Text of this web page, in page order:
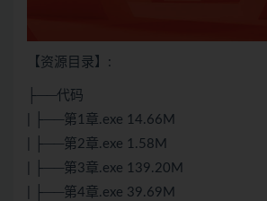
【资源目录】:
├──代码
| ├──第1章.exe 14.66M
| ├──第2章.exe 1.58M
| ├──第3章.exe 139.20M
| ├──第4章.exe 39.69M